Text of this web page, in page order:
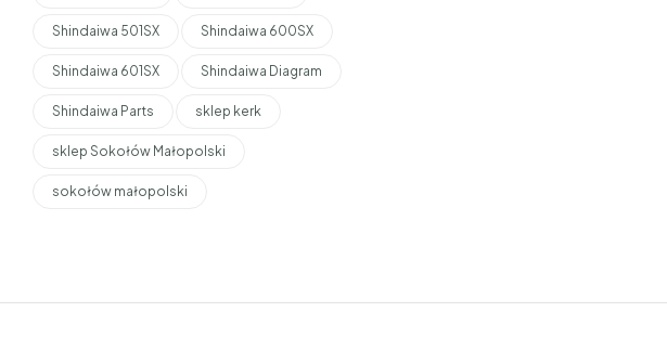
Shindaiwa 501SX Shindaiwa 600SX
Shindaiwa 601SX Shindaiwa Diagram
Shindaiwa Parts sklep kerk
sklep Sokołów Małopolski
sokołów małopolski